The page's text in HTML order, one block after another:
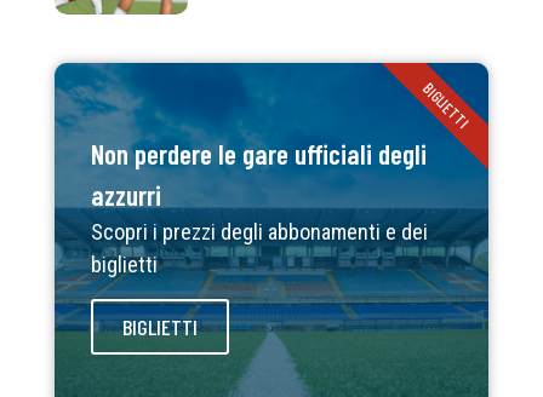
Non perdere le gare ufficiali degli
azzurri
Scopri i prezzi degli abbonamenti e dei
biglietti
BIGLIETTI
BIGLIETTI